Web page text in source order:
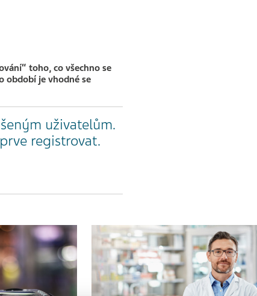
toho, co všechno se
období je vhodné se
uživatelům.
registrovat.